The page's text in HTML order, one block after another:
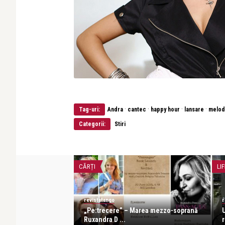
Tag-uri: Andra · cantec · happy hour · lansare ·
Categorii: Stiri
CĂRȚI
revistatango
„Pe:trecere” – Marea mezzo-soprană
Ruxandra D ...